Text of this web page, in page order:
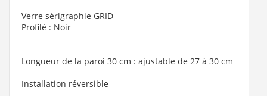
Verre sérigraphie GRID
Profilé : Noir
Longueur de la paroi 30 cm : ajustable de 27 à 30 cm
Installation réversible